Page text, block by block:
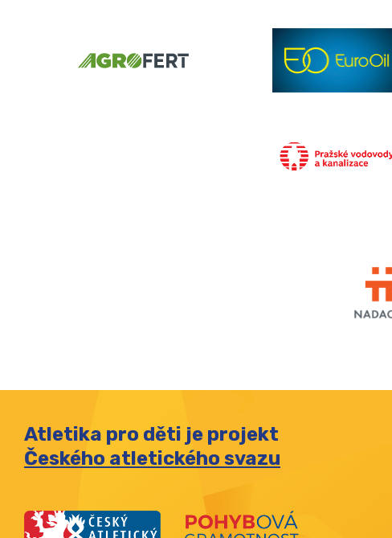
Atletika pro děti je projekt
Českého atletického svazu